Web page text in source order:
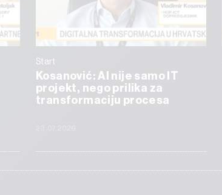
Start
Kosanović: AI nije samo IT
projekt, nego prilika za
transformaciju procesa